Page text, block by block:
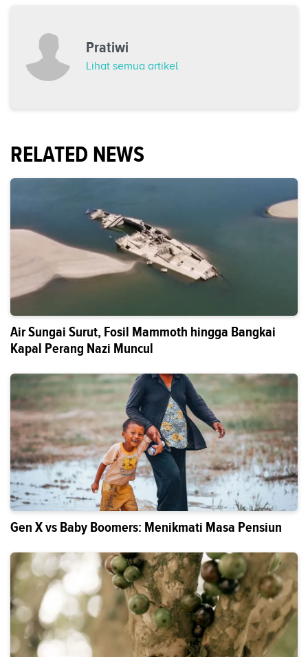
Pratiwi
Lihat semua artikel
RELATED NEWS
Air Sungai Surut, Fosil Mammoth hingga Bangkai
Kapal Perang Nazi Muncul
Gen X vs Baby Boomers: Menikmati Masa Pensiun